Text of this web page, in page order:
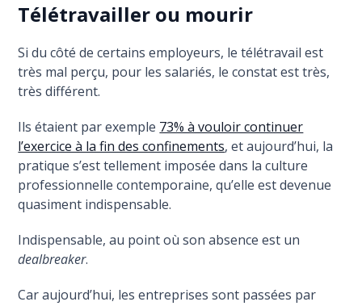
Télétravailler ou mourir
Si du côté de certains employeurs, le télétravail est
très mal perçu, pour les salariés, le constat est très,
très différent.
Ils étaient par exemple 73% à vouloir continuer
l’exercice à la fin des confinements, et aujourd’hui, la
pratique s’est tellement imposée dans la culture
professionnelle contemporaine, qu’elle est devenue
quasiment indispensable.
Indispensable, au point où son absence est un
dealbreaker.
Car aujourd’hui, les entreprises sont passées par